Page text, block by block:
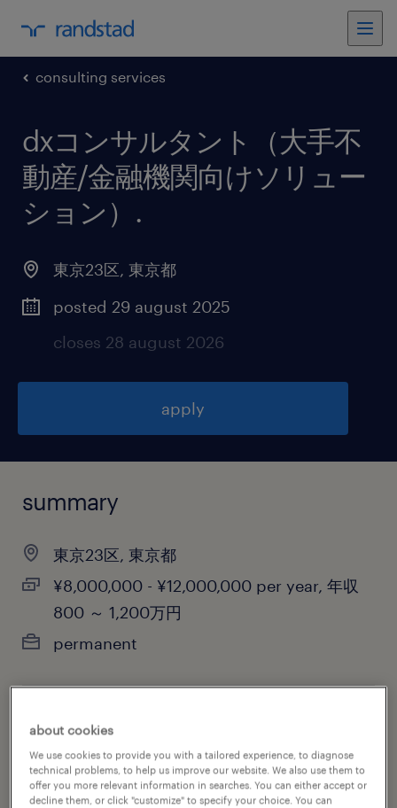
consulting services
dxコンサルタント（大手不
動産/金融機関向けソリュー
ション） .
東京23区, 東京都
posted 29 august 2025
closes 28 august 2026
apply
summary
東京23区, 東京都
¥8,000,000 - ¥12,000,000 per year, 年収
800 ～ 1,200万円
permanent
job category
consulting services
about cookies
We use cookies to provide you with a tailored experience, to diagnose
technical problems, to help us improve our website. We also use them to
offer you more relevant information in searches. You can either accept or
decline them, or click "customize" to specify your choice. You can